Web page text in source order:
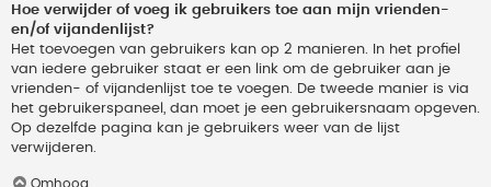
Hoe verwijder of voeg ik gebruikers toe aan mijn vrienden-
en/of vijandenlijst?
Het toevoegen van gebruikers kan op 2 manieren. In het profiel
van iedere gebruiker staat er een link om de gebruiker aan je
vrienden- of vijandenlijst toe te voegen. De tweede manier is via
het gebruikerspaneel, dan moet je een gebruikersnaam opgeven.
Op dezelfde pagina kan je gebruikers weer van de lijst
verwijderen.
Omhoog